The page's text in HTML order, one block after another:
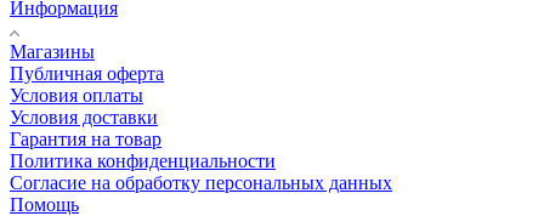
Информация
Магазины
Публичная оферта
Условия оплаты
Условия доставки
Гарантия на товар
Политика конфиденциальности
Согласие на обработку персональных данных
Помощь